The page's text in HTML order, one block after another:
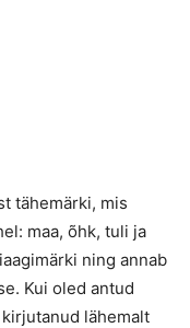
tähemärki, mis
maa, õhk, tuli ja
ning annab
Kui oled antud
lähemalt